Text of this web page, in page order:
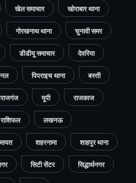
खेल समाचार खोराबार थाना
गोरखनाथ थाना चुनावी समर
डीडीयू समाचार देवरिया
पिपराइच थाना बस्ती
यूपी राजकाज
राशिफल लखनऊ
शहरनामा शाहपुर थाना
सिटी सेंटर सिद्धार्थनगर